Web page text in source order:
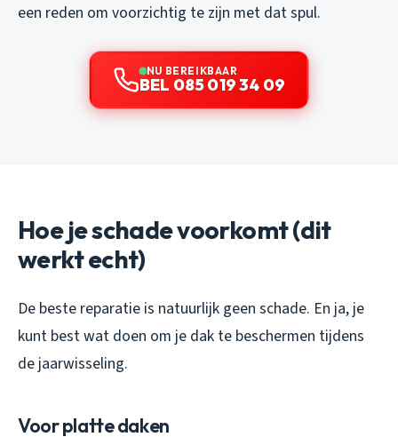
een reden om voorzichtig te zijn met dat spul.
NU BEREIKBAAR
BEL 085 019 34 09
Hoe je schade voorkomt (dit
werkt echt)
De beste reparatie is natuurlijk geen schade. En ja, je
kunt best wat doen om je dak te beschermen tijdens
de jaarwisseling.
Voor platte daken